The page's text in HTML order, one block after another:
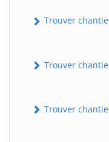
Trouver
Trouver
Trouver